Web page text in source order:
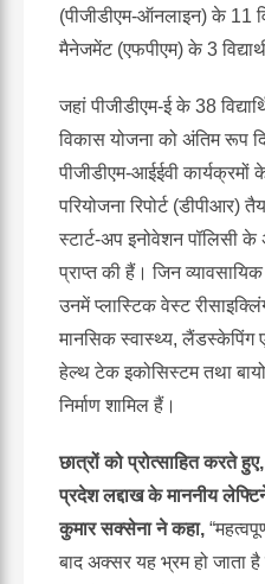
(पीजीडीएम-ऑनलाइन) के 11
मैनेजमेंट (एफपीएम) के 3
जहां पीजीडीएम-ई के 38
विकास योजना को अंतिम रूप
पीजीडीएम-आईईवी कार्यक्रमों
परियोजना रिपोर्ट (डीपीआर)
स्टार्ट-अप इनोवेशन पॉलिसी के
प्राप्त की हैं। जिन
उनमें प्लास्टिक वेस्ट
मानसिक स्वास्थ्य, लैंडस्केपिंग
हेल्थ टेक इकोसिस्टम तथा
निर्माण शामिल हैं।
छात्रों को प्रोत्साहित करते हुए
प्रदेश लद्दाख के माननीय
कुमार सक्सेना ने कहा,
बाद अक्सर यह भ्रम हो जाता है